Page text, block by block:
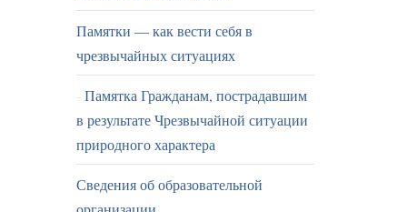
Памятки — как вести себя в
чрезвычайных ситуациях
Памятка Гражданам, пострадавшим
в результате Чрезвычайной ситуации
природного характера
Сведения об образовательной